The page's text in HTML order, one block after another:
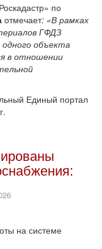
по
отмечает: «В рамках
ГФДЗ
объекта
в отношении
Единый портал
на системе